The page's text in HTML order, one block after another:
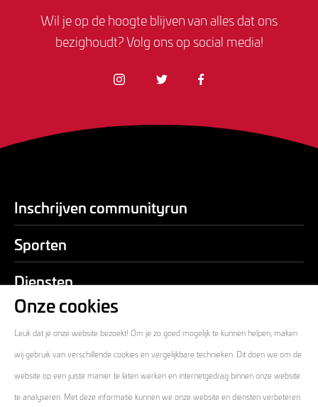
Wil je op de hoogte blijven van alles dat ons
bezighoudt? Volg ons op social media!
Inschrijven communityrun
Sporten
Diensten
Contact
Onze cookies
Leuk dat je onze website bezoekt! Om je zo goed mogelijk te kunnen helpen, maken
wij gebruik van verschillende cookies en vergelijkbare technieken. Dit doen we om de
website op een juiste manier te laten werken en internetgedrag binnen onze website
te analyseren. Met deze informatie kunnen we onze website en diensten verbeteren.